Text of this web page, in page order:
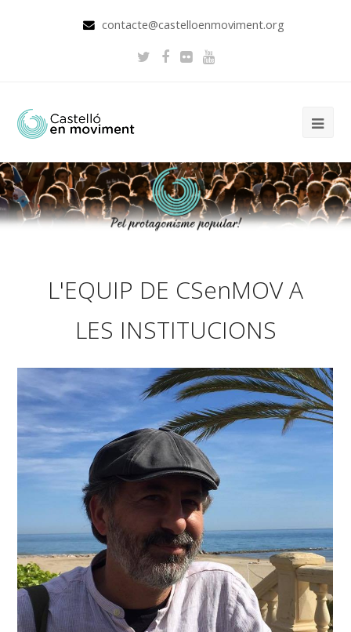
contacte@castelloenmoviment.org
L'EQUIP DE CSenMOV A
LES INSTITUCIONS